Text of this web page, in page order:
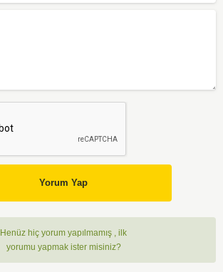
Yorum Yap
Henüz hiç yorum yapılmamış , ilk
yorumu yapmak ister misiniz?